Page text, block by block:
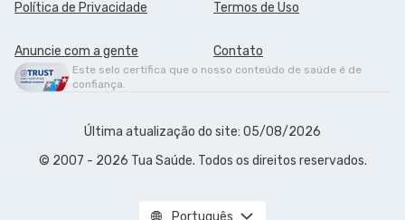
Política de Privacidade Termos de Uso
Anuncie com a gente Contato
Este selo certifica que o nosso conteúdo de saúde é de
confiança.
Última atualização do site: 05/08/2026
© 2007 - 2026 Tua Saúde. Todos os direitos reservados.
Português